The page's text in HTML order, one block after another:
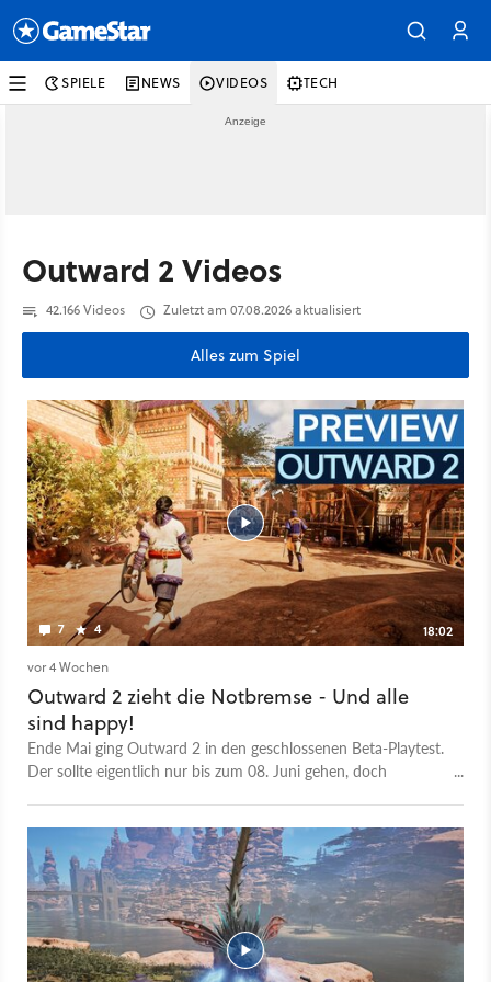
SPIELE NEWS VIDEOS TECH
Outward 2 Videos
42.166 Videos Zuletzt am 07.08.2026 aktualisiert
Alles zum Spiel
7 4
18:02
vor 4 Wochen
Outward 2 zieht die Notbremse - Und alle
sind happy!
Ende Mai ging Outward 2 in den geschlossenen Beta-Playtest.
Der sollte eigentlich nur bis zum 08. Juni gehen, doch
kurzerhand eine Open-Beta. Die lief bis zum 22. Juni und
eigentlich sollte Outwards 2 dann am 7. Juli in den Early
Access starten. Doch jetzt haben die Entwickler plötzlich die
Notbremse gezogen und den Early-Access-Start auf 2027
verschoben. Den Grund für die Verschiebung kann ich nach
dem Spielen der Beta gut nachvollziehen. Outward 2 ist
einfach noch nicht so weit, nicht mal für den Early Access.